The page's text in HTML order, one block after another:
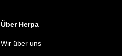
Über Herpa
Wir über uns